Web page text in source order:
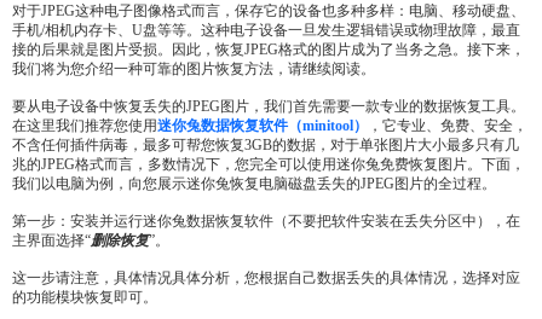
对于JPEG这种电子图像格式而言，保存它的设备也多种多样：电脑、移动硬盘、
手机/相机内存卡、U盘等等。这种电子设备一旦发生逻辑错误或物理故障，最直
接的后果就是图片受损。因此，恢复JPEG格式的图片成为了当务之急。接下来，
我们将为您介绍一种可靠的图片恢复方法，请继续阅读。
要从电子设备中恢复丢失的JPEG图片，我们首先需要一款专业的数据恢复工具。
在这里我们推荐您使用迷你兔数据恢复软件（minitool）
，它专业、免费、安全，
不含任何插件病毒，最多可帮您恢复3GB的数据，对于单张图片大小最多只有几
兆的JPEG格式而言，多数情况下，您完全可以使用迷你兔免费恢复图片。下面，
我们以电脑为例，向您展示迷你兔恢复电脑磁盘丢失的JPEG图片的全过程。
第一步：安装并运行迷你兔数据恢复软件（不要把软件安装在丢失分区中），在
主界面选择“删除恢复”。
这一步请注意，具体情况具体分析，您根据自己数据丢失的具体情况，选择对应
的功能模块恢复即可。